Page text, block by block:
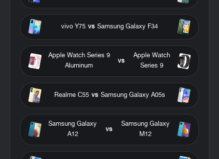
Samsung Galaxy F34
vs
vivo Y75
Apple Watch
Series 9
vs
Apple Watch Series 9
Aluminum
Samsung Galaxy A05s
vs
Realme C55
Samsung Galaxy
M12
vs
Samsung Galaxy
A12